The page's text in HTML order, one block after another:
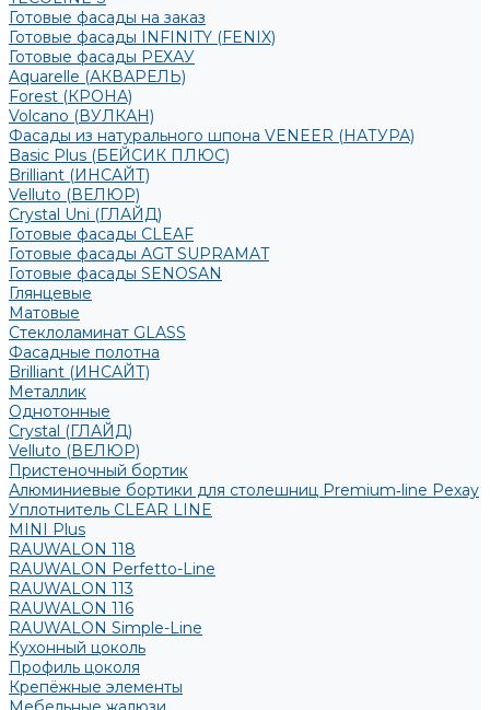
Готовые фасады на заказ
Готовые фасады INFINITY (FENIX)
Готовые фасады РЕХАУ
Aquarelle (АКВАРЕЛЬ)
Forest (КРОНА)
Volcano (ВУЛКАН)
Фасады из натурального шпона VENEER (НАТУРА)
Basic Plus (БЕЙСИК ПЛЮС)
Brilliant (ИНСАЙТ)
Velluto (ВЕЛЮР)
Crystal Uni (ГЛАЙД)
Готовые фасады CLEAF
Готовые фасады AGT SUPRAMAT
Готовые фасады SENOSAN
Глянцевые
Матовые
Стеклоламинат GLASS
Фасадные полотна
Brilliant (ИНСАЙТ)
Металлик
Однотонные
Crystal (ГЛАЙД)
Velluto (ВЕЛЮР)
Пристеночный бортик
Алюминиевые бортики для столешниц Premium‑line Рехау
Уплотнитель CLEAR LINE
MINI Plus
RAUWALON 118
RAUWALON Perfetto-Line
RAUWALON 113
RAUWALON 116
RAUWALON Simple-Line
Кухонный цоколь
Профиль цоколя
Крепёжные элементы